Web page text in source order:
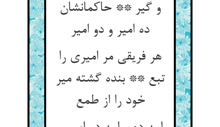
و گیر ** حاکمانشان
ده امیر و دو امیر
هر فریقی مر امیری را
تبع ** بنده گشته میر
خود را از طمع‌‌